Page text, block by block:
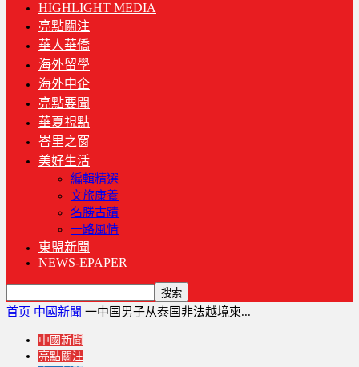
HIGHLIGHT MEDIA
亮點關注
華人華僑
海外留學
海外中企
亮點要聞
華夏視點
峇里之窗
美好生活
編輯精選
文旅康養
名勝古蹟
一路風情
東盟新聞
NEWS-EPAPER
首页 中國新聞 一中国男子从泰国非法越境柬...
中國新聞
亮點關注